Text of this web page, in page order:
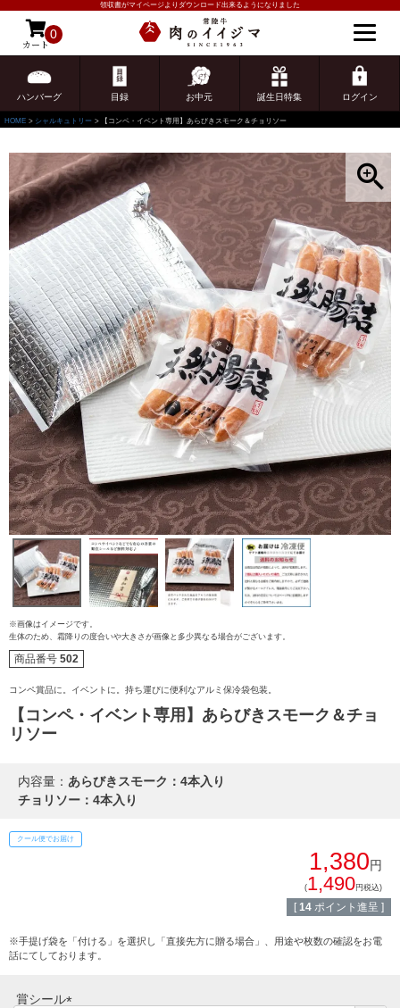
領収書がマイページよりダウンロード出来るようになりました
カート
0
ハンバーグ 目録 お中元 誕生日特集 ログイン
ゲスト 様こんにちは
ログイン
配送・送料
熨斗・カード
マイページ
ゴルフコンペ
食べ方からから探す
しゃぶしゃぶ
HOME シャルキュトリー 【コンペ・イベント専用】あらびきスモーク＆チョリソー
※画像はイメージです。
生体のため、霜降りの度合いや大きさが画像と多少異なる場合がございます。
商品番号 502
コンペ賞品に。イベントに。持ち運びに便利なアルミ保冷袋包装。
【コンペ・イベント専用】あらびきスモーク＆チョ
リソー
内容量： あらびきスモーク：4本入り
チョリソー：4本入り
クール便でお届け
1,380円
(1,490円税込)
[ 14 ポイント進呈 ]
※手提げ袋を「付ける」を選択し「直接先方に贈る場合」、用途や枚数の確認をお電
話にてしております。
賞シール